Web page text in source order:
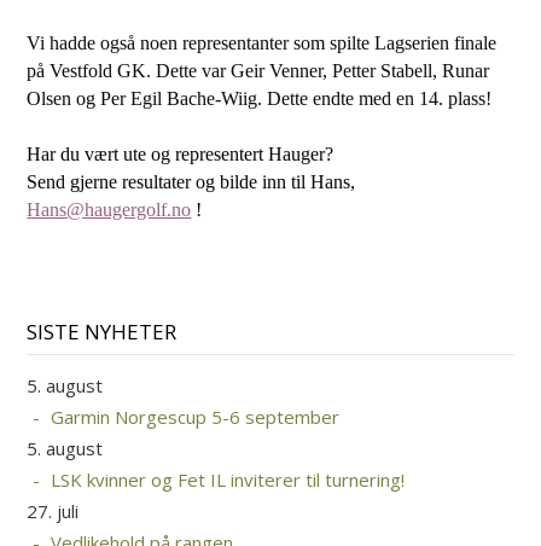
Vi hadde også noen representanter som spilte Lagserien finale
på Vestfold GK. Dette var Geir Venner, Petter Stabell, Runar
Olsen og Per Egil Bache-Wiig. Dette endte med en 14. plass!
Har du vært ute og representert Hauger?
Send gjerne resultater og bilde inn til Hans,
Hans@haugergolf.no !
SISTE NYHETER
5. august
Garmin Norgescup 5-6 september
5. august
LSK kvinner og Fet IL inviterer til turnering!
27. juli